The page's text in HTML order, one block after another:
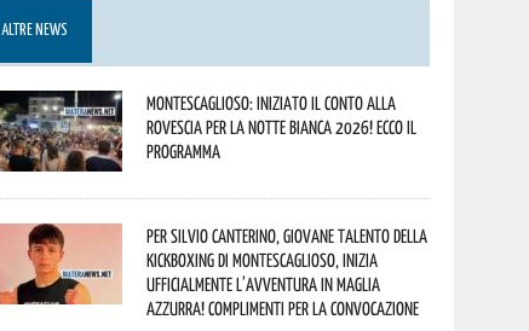
ALTRE NEWS
Montescaglioso: iniziato il conto alla
rovescia per la Notte Bianca 2026! Ecco il
programma
Per Silvio Canterino, giovane talento della
kickboxing di Montescaglioso, inizia
ufficialmente l’avventura in maglia
azzurra! Complimenti per la convocazione